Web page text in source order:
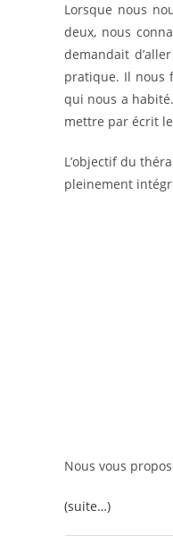
Lorsque nous
deux, nous
demandait
pratique. Il nous
qui nous a
mettre par écrit
L’objectif du
pleinement
Nous vous
(suite…)